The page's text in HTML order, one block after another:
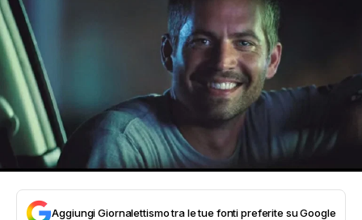
Aggiungi Giornalettismo tra le tue fonti preferite su Google